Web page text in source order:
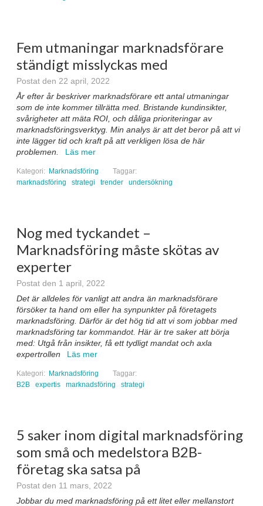
Fem utmaningar marknadsförare
ständigt misslyckas med
Postat den 22 april, 2022
År efter år beskriver marknadsförare ett antal utmaningar
som de inte kommer tillrätta med. Bristande kundinsikter,
svårigheter att mäta ROI, och dåliga prioriteringar av
marknadsföringsverktyg. Min analys är att det beror på att vi
inte lägger tid och kraft på att verkligen lösa de här
problemen.
Läs mer
Kategori: Marknadsföring
Taggar:
marknadsföring
strategi trender undersökning
Nog med tyckandet –
Marknadsföring måste skötas av
experter
Postat den 1 april, 2022
Det är alldeles för vanligt att andra än marknadsförare
försöker ta hand om eller ha synpunkter på företagets
marknadsföring. Därför är det hög tid att vi som jobbar med
marknadsföring tar kommandot. Här är tre saker att börja
med: Utgå från insikter, få ett tydligt mandat och axla
expertrollen
Läs mer
Kategori: Marknadsföring
Taggar:
B2B
expertis marknadsföring strategi
5 saker inom digital marknadsföring
som små och medelstora B2B-
företag ska satsa på
Postat den 11 mars, 2022
Jobbar du med marknadsföring på ett litet eller mellanstort